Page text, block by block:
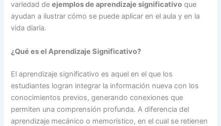
variedad deejemplos de aprendizaje significativo que
ayudan a ilustrar cómo se puede aplicar en el aula y en la
vida diaria.
¿Qué es el Aprendizaje Significativo?
El aprendizaje significativo es aquel en el que los
estudiantes logran integrar la información nueva con los
conocimientos previos, generando conexiones que
permiten una comprensión profunda. A diferencia del
aprendizaje mecánico o memorístico, en el cual se retienen